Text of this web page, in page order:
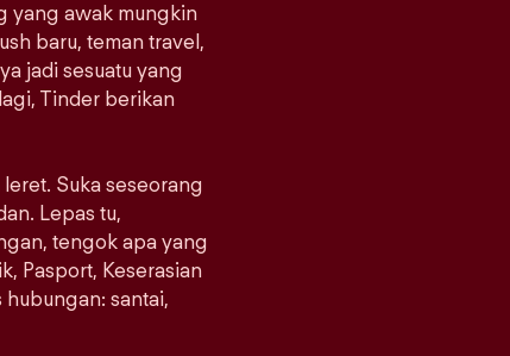
yang awak mungkin
baru, teman travel,
jadi sesuatu yang
Tinder berikan
Suka seseorang
Lepas tu,
tengok apa yang
Pasport, Keserasian
santai,